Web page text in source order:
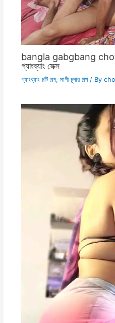
bangla gabgbang choti
গ্যাংব্যাং সেক্স
গ্যাংব্যাং চটি গল্প, মাগী চুদার গল্প/ By